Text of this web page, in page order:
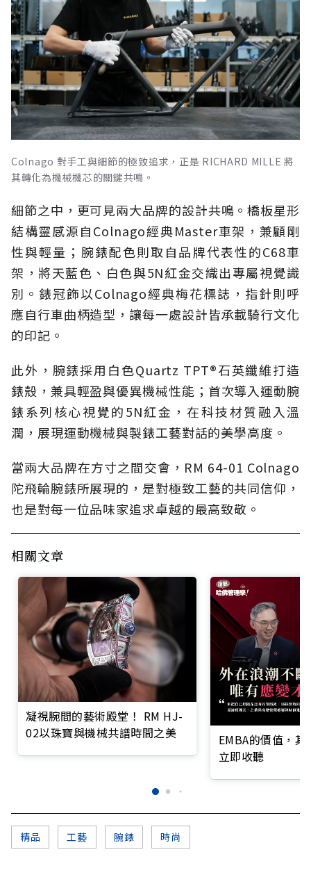
Colnago 對手工與細節的極致追求，正是 RICHARD MILLE 將
其轉化為機械機芯的關鍵共鳴。
細節之中，更可見兩大品牌的設計共鳴。橋板星形
結構靈感源自Colnago經典Master車架，兼顧剛
性與輕量；腕錶配色則取自品牌代表性的C68車
架，將天藍色、白色與5N紅金交織出專屬視覺識
別。錶冠飾以Colnago經典梅花標誌，指針則呼
應自行車曲柄造型，讓每一處設計皆承載騎行文化
的印記。
此外，腕錶採用白色Quartz TPT®石英纖維打造
錶殼，兼具輕盈與優異機械性能；首次導入運動腕
錶系列核心視覺的5N紅金，在科技材質融入溫
潤，展現運動機械與製錶工藝對話的美學高度。
當兩大品牌在方寸之間交會，RM 64-01 Colnago
陀飛輪腕錶所展現的，是對極致工藝的共同信仰，
也是對每一位品味家追求卓越的最高致敬。
相關文章
凝視腕間的藝術殿堂！ RM HJ-
02以珠寶與機械共譜時間之美
EMBA的價值，
立即收聽
精品 工藝 腕錶 時尚